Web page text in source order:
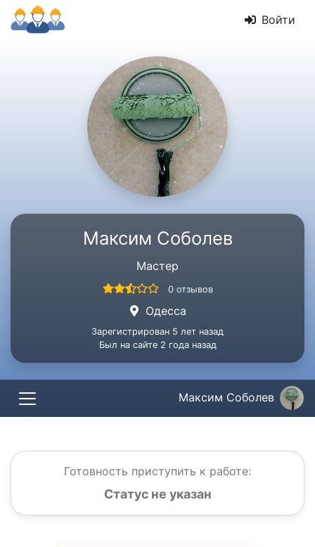
Войти
Максим Соболев
Мастер
0 отзывов
Одесса
Зарегистрирован 5 лет назад
Был на сайте 2 года назад
Максим Соболев
Готовность приступить к работе:
Статус не указан